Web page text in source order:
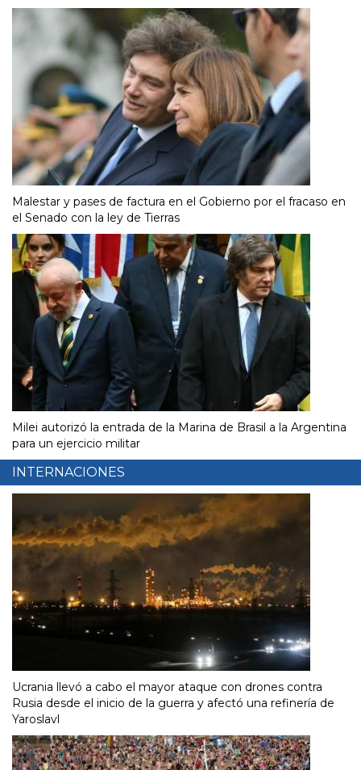
Malestar y pases de factura en el Gobierno por el fracaso en
el Senado con la ley de Tierras
Milei autorizó la entrada de la Marina de Brasil a la Argentina
para un ejercicio militar
INTERNACIONES
Ucrania llevó a cabo el mayor ataque con drones contra
Rusia desde el inicio de la guerra y afectó una refinería de
Yaroslavl